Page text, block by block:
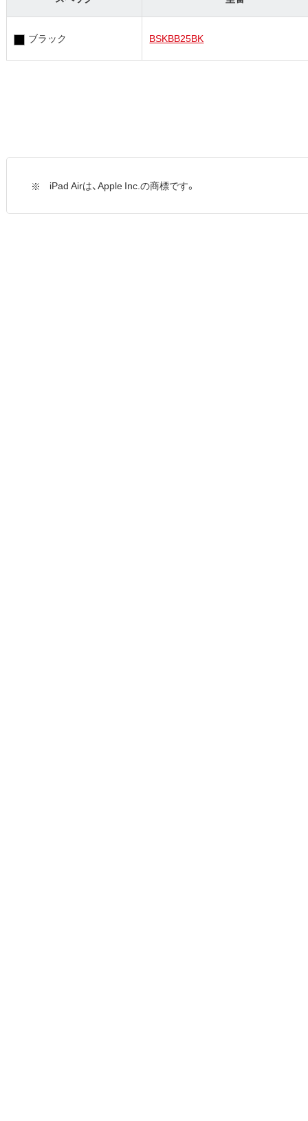
ブラック BSKBB25BK
iPad Airは、Apple Inc.の商標です。